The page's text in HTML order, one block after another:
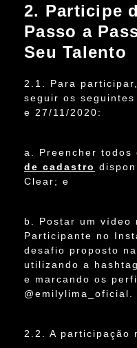
2. Participe
Passo a
Seu Talento
2.1. Para
seguir os
e 27/11/2020:
a. Preencher todos
de cadastro
Clear; e
b. Postar um vídeo
Participante no
desafio proposto
utilizando a
e marcando os
@emilylima_oficial.
2.2. A participação